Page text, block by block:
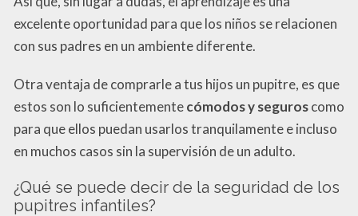
excelente oportunidad para que los niños se relacionen
con sus padres en un ambiente diferente.
Otra ventaja de comprarle a tus hijos un pupitre, es que
estos son lo suficientementecómodosy seguroscomo
para que ellos puedan usarlos tranquilamente e incluso
en muchos casos sin la supervisión de un adulto.
¿Qué se puede decir de la seguridad de los
pupitres infantiles?